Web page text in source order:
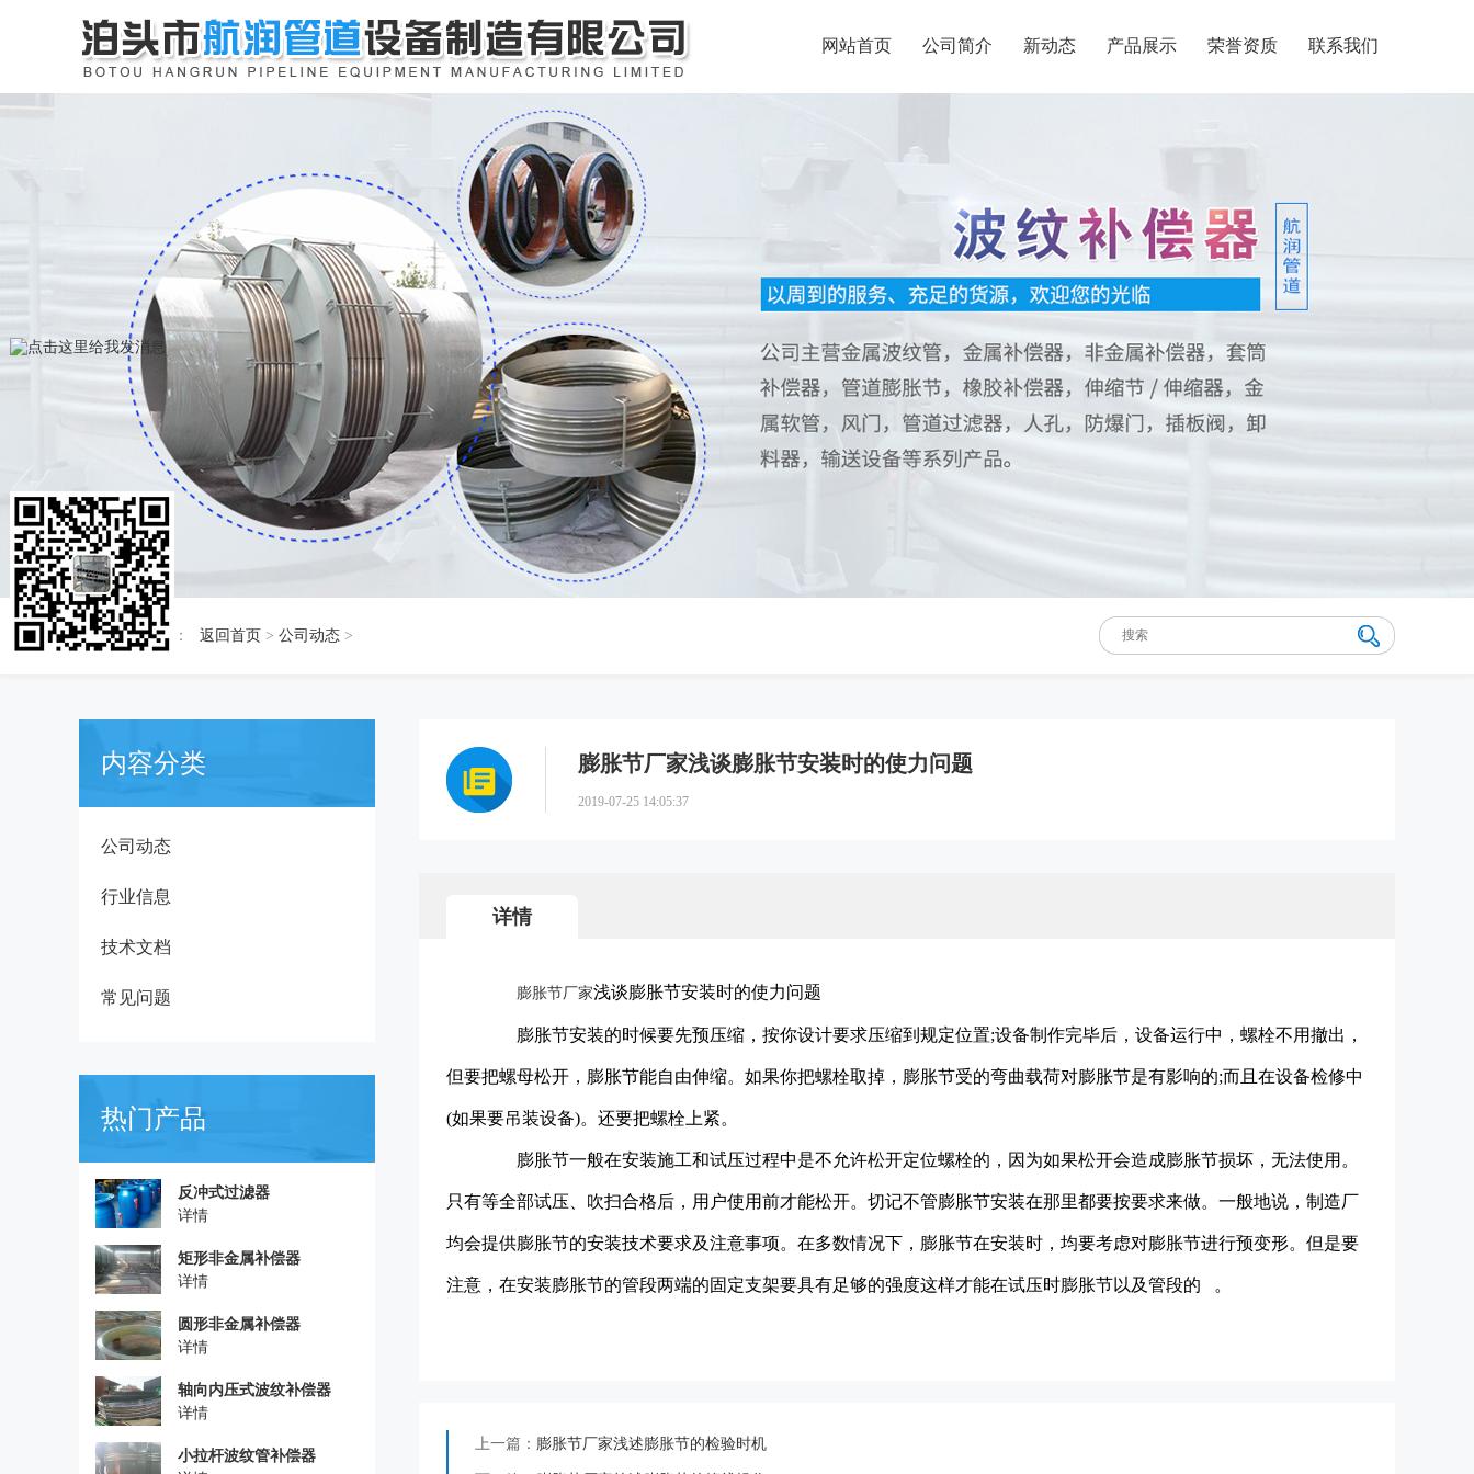
网站首页 公司简介 新动态 产品展示 荣誉资质 联系我们
当前位置： 返回首页 > 公司动态 >
内容分类
公司动态
行业信息
技术文档
常见问题
热门产品
反冲式过滤器
详情
矩形非金属补偿器
详情
圆形非金属补偿器
详情
轴向内压式波纹补偿器
详情
小拉杆波纹管补偿器
膨胀节厂家浅谈膨胀节安装时的使力问题
2019-07-25 14:05:37
详情
膨胀节厂家浅谈膨胀节安装时的使力问题
膨胀节安装的时候要先预压缩，按你设计要求压缩到规定位置;设备制作完毕后，设备运行中，螺栓不用撤出，
但要把螺母松开，膨胀节能自由伸缩。如果你把螺栓取掉，膨胀节受的弯曲载荷对膨胀节是有影响的;而且在设备检修中
(如果要吊装设备)。还要把螺栓上紧。
膨胀节一般在安装施工和试压过程中是不允许松开定位螺栓的，因为如果松开会造成膨胀节损坏，无法使用。
只有等全部试压、吹扫合格后，用户使用前才能松开。切记不管膨胀节安装在那里都要按要求来做。一般地说，制造厂
均会提供膨胀节的安装技术要求及注意事项。在多数情况下，膨胀节在安装时，均要考虑对膨胀节进行预变形。但是要
注意，在安装膨胀节的管段两端的固定支架要具有足够的强度这样才能在试压时膨胀节以及管段的 。
上一篇： 膨胀节厂家浅述膨胀节的检验时机